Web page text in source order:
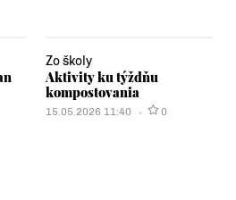
Zo školy
Aktivity ku týždňu
kompostovania
15.05.2026 11:40 0